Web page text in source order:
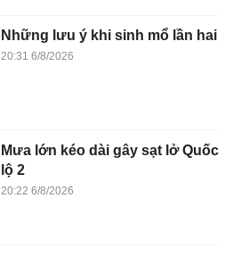
Những lưu ý khi sinh mổ lần hai
20:31 6/8/2026
Mưa lớn kéo dài gây sạt lở Quốc
lộ 2
20:22 6/8/2026